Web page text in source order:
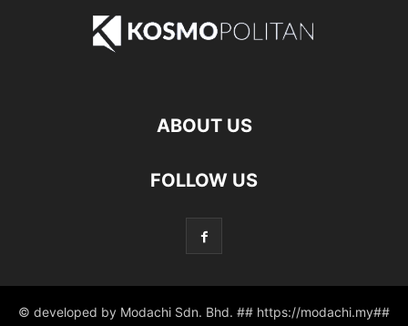
ABOUT US
FOLLOW US
© developed by Modachi Sdn. Bhd. ## https://modachi.my##